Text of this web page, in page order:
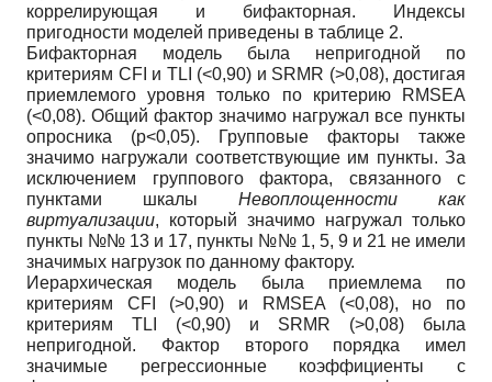
коррелирующая и бифакторная. Индексы
пригодности моделей приведены в таблице 2.
Бифакторная модель была непригодной по
критериям CFI и TLI (<0,90) и SRMR (>0,08), достигая
приемлемого уровня только по критерию RMSEA
(<0,08). Общий фактор значимо нагружал все пункты
опросника (p<0,05). Групповые факторы также
значимо нагружали соответствующие им пункты. За
исключением группового фактора, связанного с
пунктами шкалы Невоплощенности как
виртуализации, который значимо нагружал только
пункты №№ 13 и 17, пункты №№ 1, 5, 9 и 21 не имели
значимых нагрузок по данному фактору.
Иерархическая модель была приемлема по
критериям CFI (>0,90) и RMSEA (<0,08), но по
критериям TLI (<0,90) и SRMR (>0,08) была
непригодной. Фактор второго порядка имел
значимые регрессионные коэффициенты с